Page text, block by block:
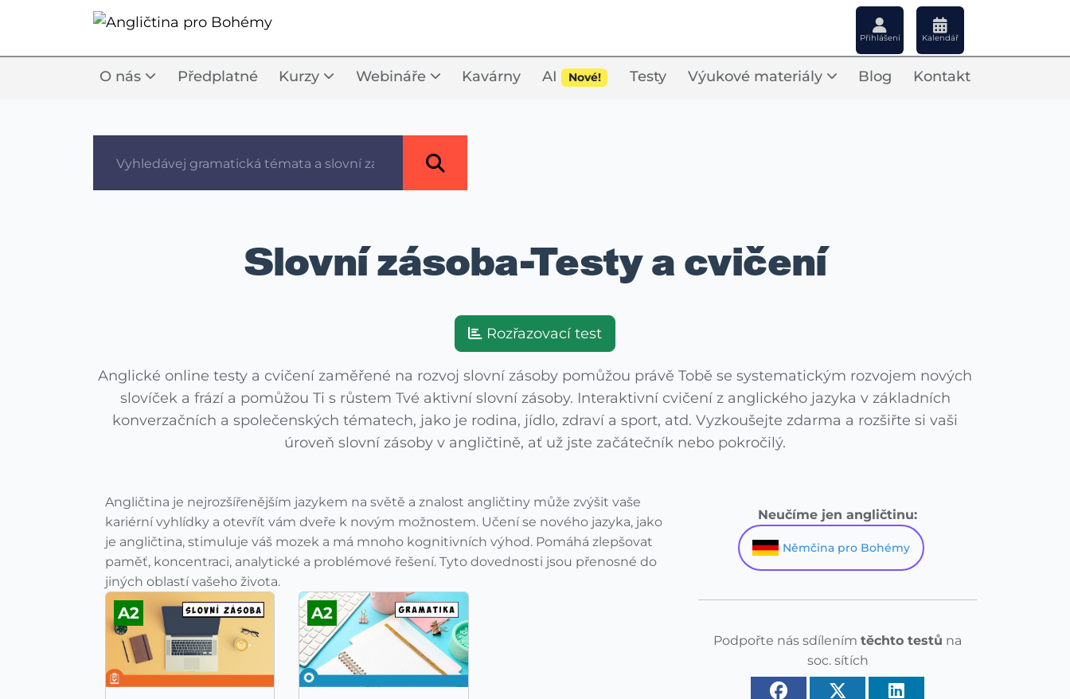
Přihlášení Kalendář
O nás Předplatné Kurzy Webináře Kavárny AI Nové! Testy Výukové materiály Blog Kontakt
Slovní zásoba-Testy a cvičení
Rozřazovací test
Anglické online testy a cvičení zaměřené na rozvoj slovní zásoby pomůžou právě Tobě se systematickým rozvojem nových
slovíček a frází a pomůžou Ti s růstem Tvé aktivní slovní zásoby. Interaktivní cvičení z anglického jazyka v základních
konverzačních a společenských tématech, jako je rodina, jídlo, zdraví a sport, atd. Vyzkoušejte zdarma a rozšiřte si vaši
úroveň slovní zásoby v angličtině, ať už jste začátečník nebo pokročilý.
Angličtina je nejrozšířenějším jazykem na světě a znalost angličtiny může zvýšit vaše
kariérní vyhlídky a otevřít vám dveře k novým možnostem. Učení se nového jazyka, jako
je angličtina, stimuluje váš mozek a má mnoho kognitivních výhod. Pomáhá zlepšovat
paměť, koncentraci, analytické a problémové řešení. Tyto dovednosti jsou přenosné do
jiných oblastí vašeho života.
A2 A2
Neučíme jen angličtinu:
Němčina pro Bohémy
Podpořte nás sdílením těchto testů na
soc. sítích